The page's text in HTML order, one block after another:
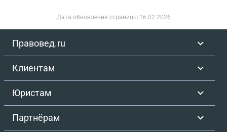
Дата обновления страницы 16.02.2026
Правовед.ru
Клиентам
Юристам
Партнёрам